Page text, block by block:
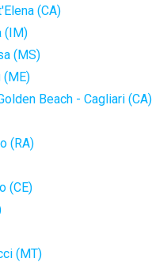
(CA)
(IM)
(MS)
(ME)
Beach - Cagliari (CA)
(RA)
(CE)
(MT)